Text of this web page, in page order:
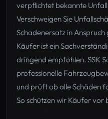
verpflichtet bekannte
Verschweigen Sie
Schadenersatz in
Käufer ist ein
dringend empfohlen. SSK
professionelle
und prüft ob alle Schäden
So schützen wir Käufer vor